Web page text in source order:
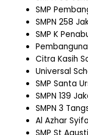
SMP
SMPN 258
SMP K
Citra Kasih
Universal
SMP Santa
SMPN 139
SMPN 3
Al Azhar